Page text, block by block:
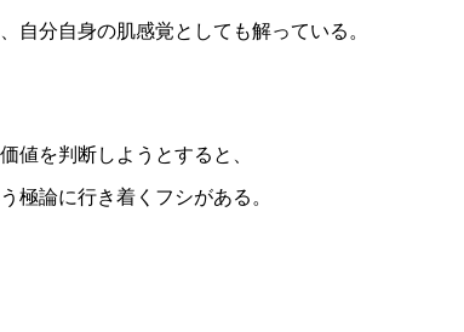
自分自身の肌感覚としても解っている。
値を判断しようとすると、
極論に行き着くフシがある。